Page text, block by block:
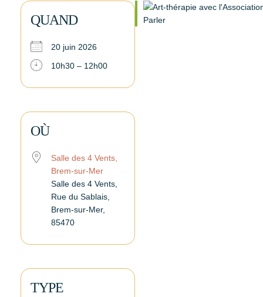
QUAND
20 juin 2026
10h30 – 12h00
Télécharger ICS
Calendrier Google
iCalendar
OÙ
Salle des 4 Vents,
Brem-sur-Mer
Salle des 4 Vents,
Rue du Sablais,
Brem-sur-Mer,
85470
TYPE